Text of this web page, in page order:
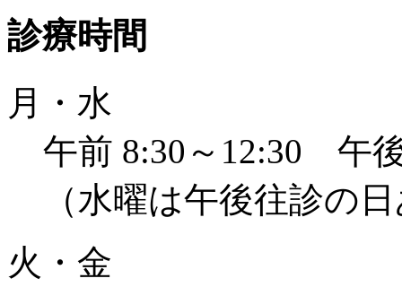
診療時間
月・水
午前 8:30～12:30 午
（水曜は午後往診の
火・金